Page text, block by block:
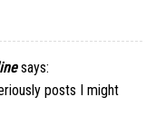
says:
posts I might